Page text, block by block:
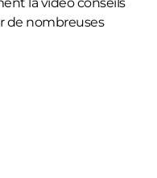
de nombreuses